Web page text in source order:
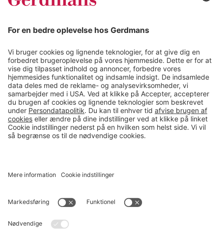
Tips & guides
Kontakt
salg@gerdmans.dk
49 18 07 07
Salgsafdeling åbningstider
08.00-16.00
© 2026 Gerdmans Kontor- & Lagerudstyr A/S Alle priser er ekskl.
Cookie indstillinger